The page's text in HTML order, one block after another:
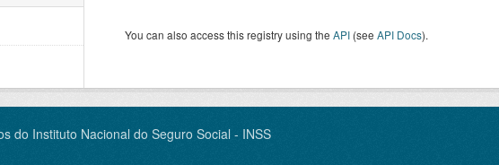
You can also access this registry using the API (see API Docs).
do Instituto Nacional do Seguro Social - INSS